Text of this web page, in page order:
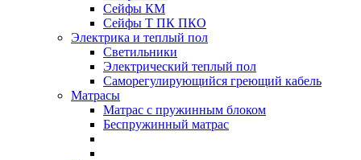
Сейфы КМ
Сейфы Т ПК ПКО
Электрика и теплый пол
Светильники
Электрический теплый пол
Саморегулирующийся греющий кабель
Матрасы
Матрас с пружинным блоком
Беспружинный матрас